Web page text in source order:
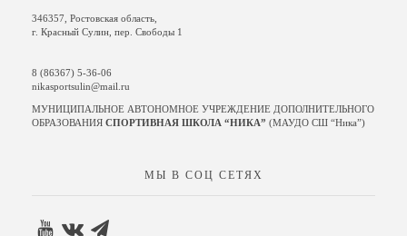
346357, Ростовская область,
г. Красный Сулин, пер. Свободы 1
8 (86367) 5-36-06
nikasportsulin@mail.ru
МУНИЦИПАЛЬНОЕ АВТОНОМНОЕ УЧРЕЖДЕНИЕ ДОПОЛНИТЕЛЬНОГО
ОБРАЗОВАНИЯ СПОРТИВНАЯ ШКОЛА “НИКА” (МАУДО СШ “Ника”)
МЫ В СОЦ СЕТЯХ